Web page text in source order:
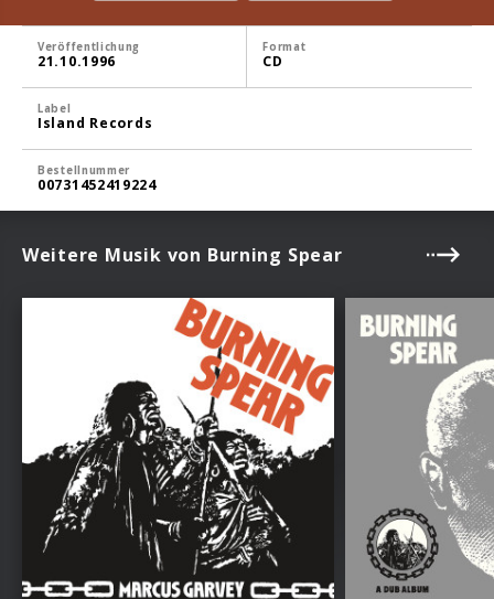
Veröffentlichung
21.10.1996
Format
CD
Label
Island Records
Bestellnummer
00731452419224
Weitere Musik von Burning Spear